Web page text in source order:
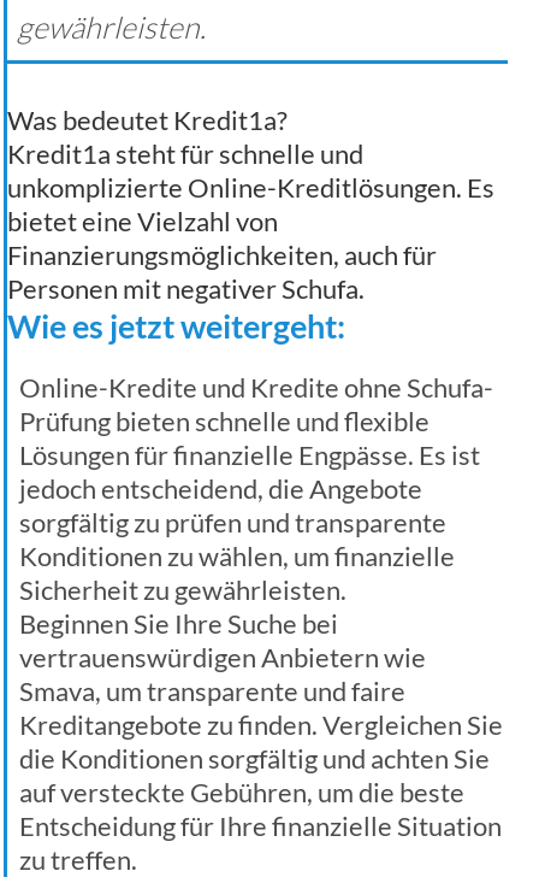
gewährleisten.
Was bedeutet Kredit1a?
Kredit1a steht für schnelle und
unkomplizierte Online-Kreditlösungen. Es
bietet eine Vielzahl von
Finanzierungsmöglichkeiten, auch für
Personen mit negativer Schufa.
Wie es jetzt weitergeht:
Online-Kredite und Kredite ohne Schufa-
Prüfung bieten schnelle und flexible
Lösungen für finanzielle Engpässe. Es ist
jedoch entscheidend, die Angebote
sorgfältig zu prüfen und transparente
Konditionen zu wählen, um finanzielle
Sicherheit zu gewährleisten.
Beginnen Sie Ihre Suche bei
vertrauenswürdigen Anbietern wie
Smava, um transparente und faire
Kreditangebote zu finden. Vergleichen Sie
die Konditionen sorgfältig und achten Sie
auf versteckte Gebühren, um die beste
Entscheidung für Ihre finanzielle Situation
zu treffen.